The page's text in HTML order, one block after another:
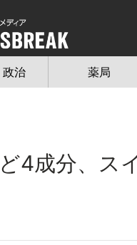
政治 薬局
4成分、ス